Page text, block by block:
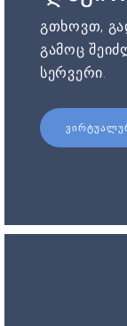
გთხოვთ,
გამოც
სერვერი.